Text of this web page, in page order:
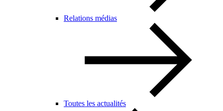
Relations médias
Toutes les actualités